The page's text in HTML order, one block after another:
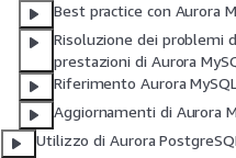
Best practice con Aurora
Risoluzione dei problemi
prestazioni di Aurora
Riferimento Aurora MySQL
Aggiornamenti di Aurora
Utilizzo di Aurora